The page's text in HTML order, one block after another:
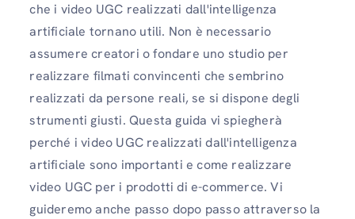
che i video UGC realizzati dall'intelligenza
artificiale tornano utili. Non è necessario
assumere creatori o fondare uno studio per
realizzare filmati convincenti che sembrino
realizzati da persone reali, se si dispone degli
strumenti giusti. Questa guida vi spiegherà
perché i video UGC realizzati dall'intelligenza
artificiale sono importanti e come realizzare
video UGC per i prodotti di e-commerce. Vi
guideremo anche passo dopo passo attraverso la